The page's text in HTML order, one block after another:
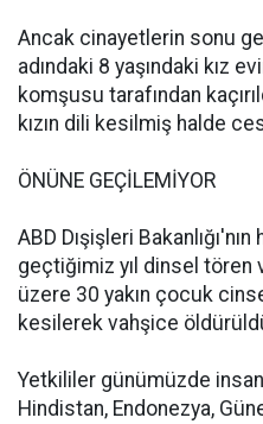
Ancak cinayetlerin sonu
adındaki 8 yaşındaki kız
komşusu tarafından
kızın dili kesilmiş halde
ÖNÜNE GEÇİLEMİYOR
ABD Dışişleri
geçtiğimiz yıl dinsel tören
üzere 30 yakın çocuk
kesilerek vahşice
Yetkililer günümüzde
Hindistan, Endonezya,